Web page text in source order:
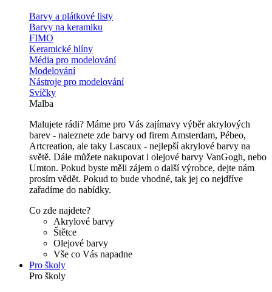
Barvy a plátkové listy
Barvy na keramiku
FIMO
Keramické hlíny
Média pro modelování
Modelování
Nástroje pro modelování
Svíčky
Malba
Malujete rádi? Máme pro Vás zajímavy výběr akrylových
barev - naleznete zde barvy od firem Amsterdam, Pébeo,
Artcreation, ale taky Lascaux - nejlepší akrylové barvy na
světě. Dále můžete nakupovat i olejové barvy VanGogh, nebo
Umton. Pokud byste měli zájem o další výrobce, dejte nám
prosím vědět. Pokud to bude vhodné, tak jej co nejdříve
zařadíme do nabídky.
Co zde najdete?
Akrylové barvy
Štětce
Olejové barvy
Vše co Vás napadne
Pro školy
Pro školy